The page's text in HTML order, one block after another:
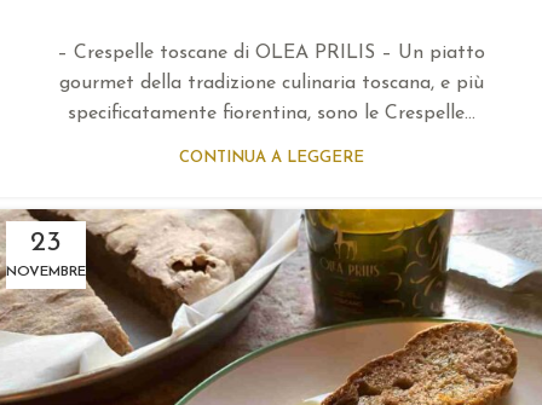
– Crespelle toscane di OLEA PRILIS – Un piatto
gourmet della tradizione culinaria toscana, e più
specificatamente fiorentina, sono le Crespelle...
CONTINUA A LEGGERE
23
NOVEMBRE